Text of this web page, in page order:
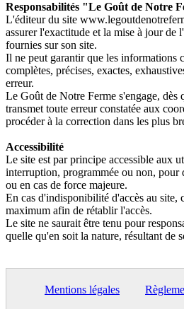
Responsabilités "Le Goût de Notre
L'éditeur du site
assurer l'exactitude et la mise à jour de
fournies sur son site.
Il ne peut garantir que les informations
complètes, précises, exactes,
erreur.
Le Goût de Notre Ferme s'engage, dès
transmet toute erreur constatée aux
procéder à la correction dans les plus
Accessibilité
Le site est par principe accessible aux
interruption, programmée ou non, pour
ou en cas de force majeure.
En cas d'indisponibilité d'accès au site,
maximum afin de rétablir l'accès.
Le site ne saurait être tenu pour
quelle qu'en soit la nature, résultant de
Mentions légales